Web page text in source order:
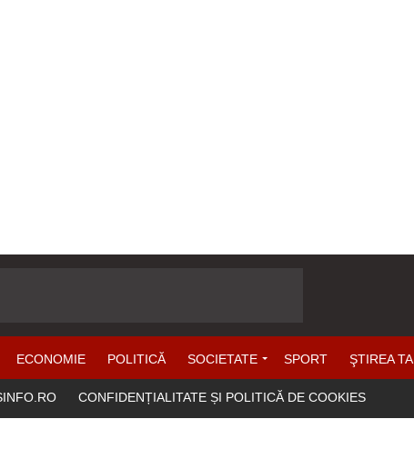
ECONOMIE POLITICĂ SOCIETATE SPORT ŞTIREA TA
CONFIDENȚIALITATE ȘI POLITICĂ DE COOKIES